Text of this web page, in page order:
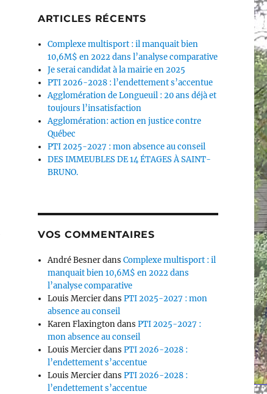
ARTICLES RÉCENTS
Complexe multisport : il manquait bien
10,6M$ en 2022 dans l’analyse comparative
Je serai candidat à la mairie en 2025
PTI 2026-2028 : l’endettement s’accentue
Agglomération de Longueuil : 20 ans déjà et
toujours l’insatisfaction
Agglomération: action en justice contre
Québec
PTI 2025-2027 : mon absence au conseil
DES IMMEUBLES DE 14 ÉTAGES À SAINT-
BRUNO.
VOS COMMENTAIRES
André BesnerdansComplexe multisport : il
manquait bien 10,6M$ en 2022 dans
l’analyse comparative
Louis MercierdansPTI 2025-2027 : mon
absence au conseil
Karen FlaxingtondansPTI 2025-2027 :
mon absence au conseil
Louis MercierdansPTI 2026-2028 :
l’endettement s’accentue
Louis MercierdansPTI 2026-2028 :
l’endettement s’accentue